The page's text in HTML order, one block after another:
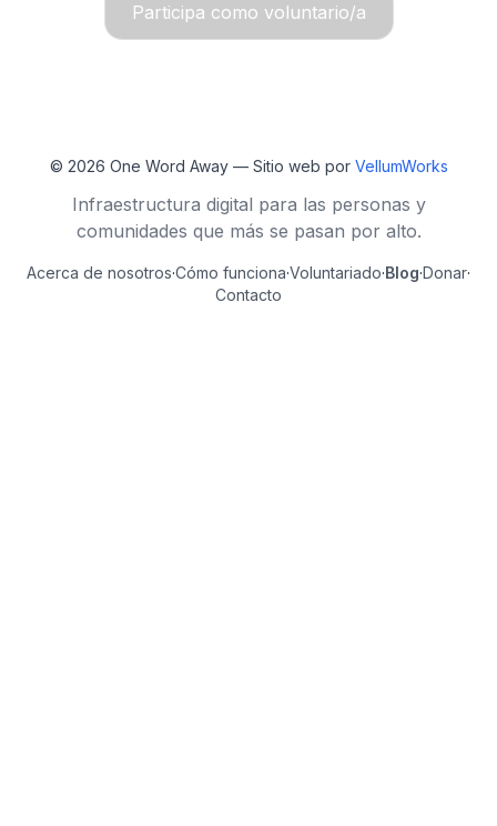
Participa como voluntario/a
© 2026 One Word Away— Sitio web por VellumWorks
Infraestructura digital para las personas y
comunidades que más se pasan por alto.
Acerca de nosotros·Cómo funciona·Voluntariado·Blog·Donar·
Contacto